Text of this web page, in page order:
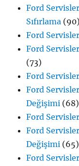
Ford
Sıfırlama (90)
Ford
Ford
(73)
Ford
Ford
Değişimi (68)
Ford
Ford
Değişimi (65)
Ford